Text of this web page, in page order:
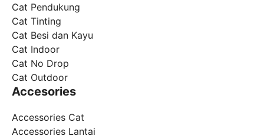
Cat Pendukung
Cat Tinting
Cat Besi dan Kayu
Cat Indoor
Cat No Drop
Cat Outdoor
Accesories
Accessories Cat
Accessories Lantai